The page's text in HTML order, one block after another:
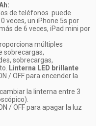
de teléfonos. puede
veces, un iPhone 5s por
de 6 veces, iPad mini por
múltiples
sobrecargas,
sobrecargas,
Linterna LED brillante
/ OFF para encender la
la linterna entre 3
/ OFF para apagar la luz